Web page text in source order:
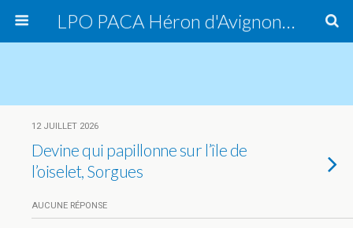
LPO PACA Héron d'Avignon, groupe local
12 JUILLET 2026
Devine qui papillonne sur l’île de
l’oiselet, Sorgues
AUCUNE RÉPONSE